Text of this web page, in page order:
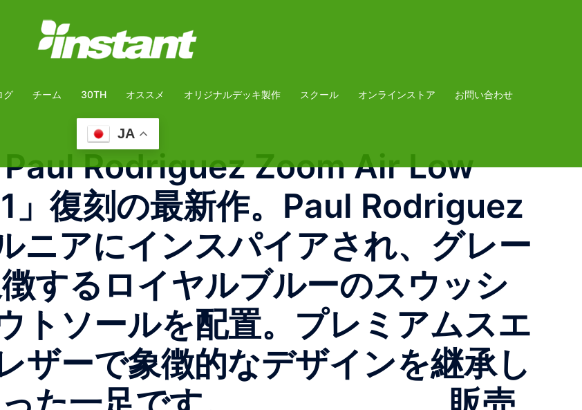
グ チーム 30TH オススメ オリジナルデッキ製作 スクール オンラインストア お問い合わせ
JA
Rodriguez Zoom Air Low
」復刻の最新作。Paul Rodriguez
ニアにインスパイアされ、グレー
するロイヤルブルーのスウッシ
トソールを配置。プレミアムスエ
ザーで象徴的なデザインを継承し